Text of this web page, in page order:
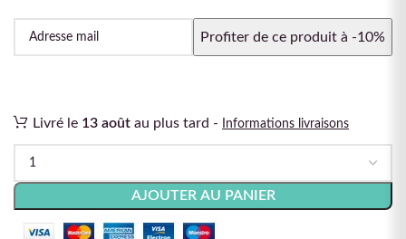
Livré le 13 août au plus tard - Informations livraisons
AJOUTER AU PANIER